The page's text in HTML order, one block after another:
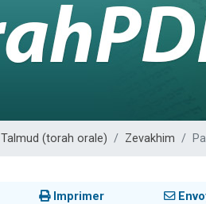
Nouvelle émission radio :
61 personnes viennent de
Ariel vient de donner son
Il reste 49 places pour
Talmud (torah orale) Zevakhim
Imprimer